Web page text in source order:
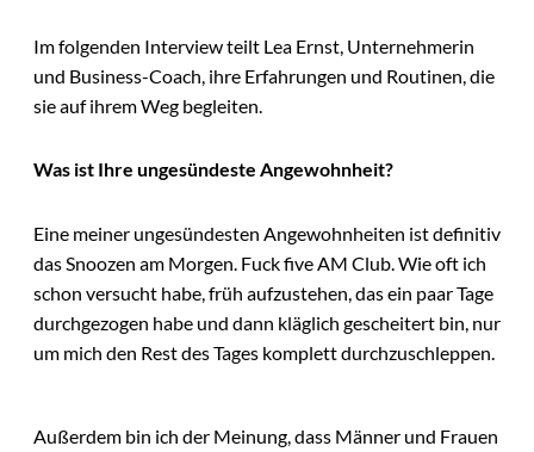
Im folgenden Interview teilt Lea Ernst, Unternehmerin
und Business-Coach, ihre Erfahrungen und Routinen, die
sie auf ihrem Weg begleiten.
Was ist Ihre ungesündeste Angewohnheit?
Eine meiner ungesündesten Angewohnheiten ist definitiv
das Snoozen am Morgen. Fuck five AM Club. Wie oft ich
schon versucht habe, früh aufzustehen, das ein paar Tage
durchgezogen habe und dann kläglich gescheitert bin, nur
um mich den Rest des Tages komplett durchzuschleppen.
Außerdem bin ich der Meinung, dass Männer und Frauen